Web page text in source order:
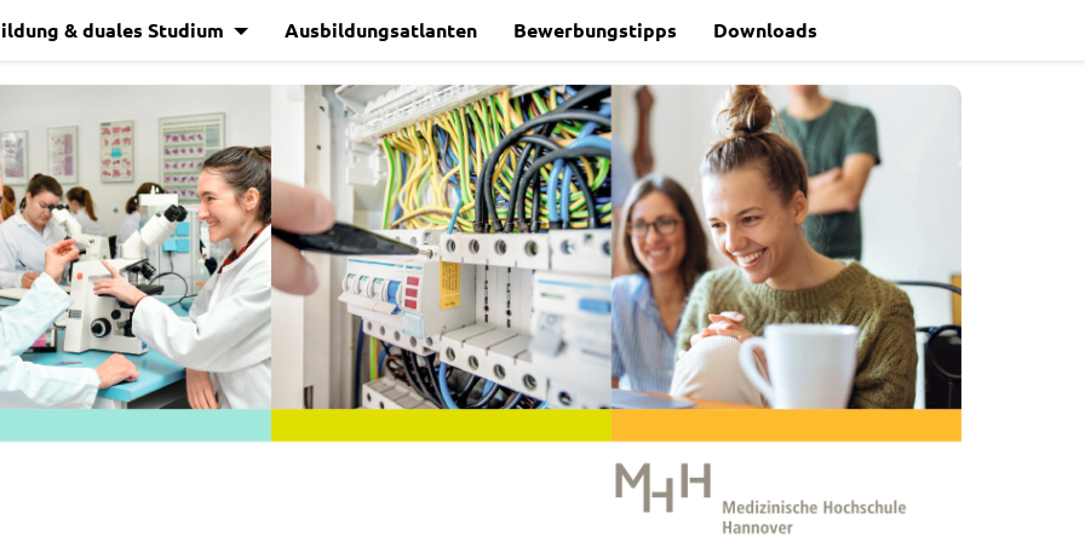
& duales Studium Ausbildungsatlanten Bewerbungstipps Downloads